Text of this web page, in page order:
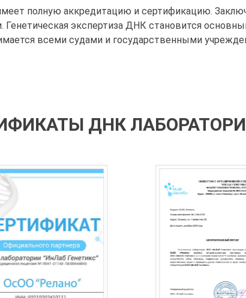
полную аккредитацию и сертификацию.
Генетическая экспертиза ДНК становится
всеми судами и государственными
ДНК